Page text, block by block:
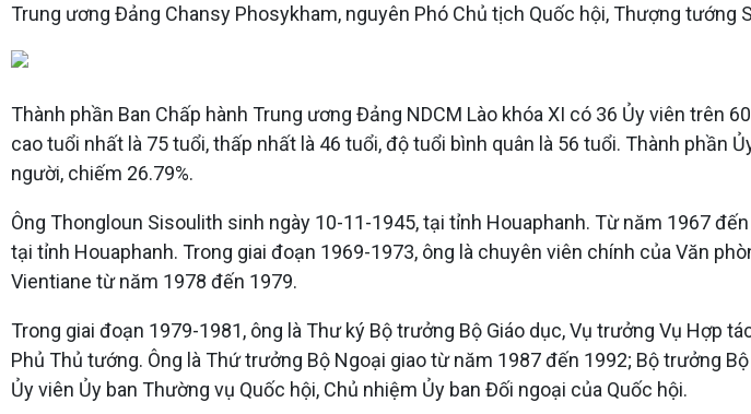
Trung ương Đảng Chansy Phosykham, nguyên Phó Chủ tịch Quốc hội, Thượng tướng
Thành phần Ban Chấp hành Trung ương Đảng NDCM Lào khóa XI có 36 Ủy viên trên
cao tuổi nhất là 75 tuổi, thấp nhất là 46 tuổi, độ tuổi bình quân là 56 tuổi. Thành
người, chiếm 26.79%.
Ông Thongloun Sisoulith sinh ngày 10-11-1945, tại tỉnh Houaphanh. Từ năm 1967
tại tỉnh Houaphanh. Trong giai đoạn 1969-1973, ông là chuyên viên chính của Văn
Vientiane từ năm 1978 đến 1979.
Trong giai đoạn 1979-1981, ông là Thư ký Bộ trưởng Bộ Giáo dục, Vụ trưởng Vụ Hợp
Phủ Thủ tướng. Ông là Thứ trưởng Bộ Ngoại giao từ năm 1987 đến 1992; Bộ trưởng
Ủy viên Ủy ban Thường vụ Quốc hội, Chủ nhiệm Ủy ban Đối ngoại của Quốc hội.